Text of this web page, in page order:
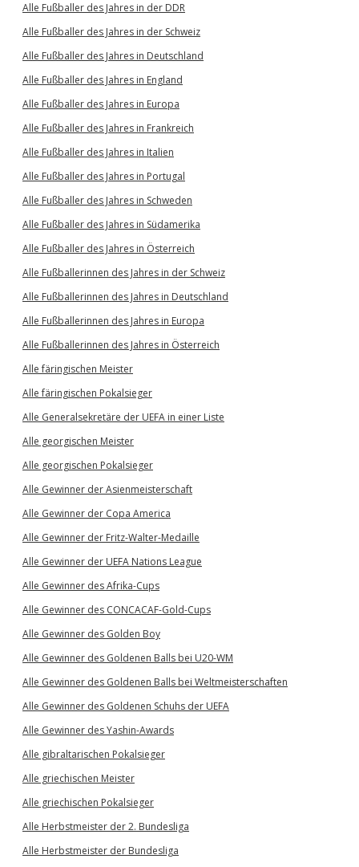
Alle Fußballer des Jahres in der DDR
Alle Fußballer des Jahres in der Schweiz
Alle Fußballer des Jahres in Deutschland
Alle Fußballer des Jahres in England
Alle Fußballer des Jahres in Europa
Alle Fußballer des Jahres in Frankreich
Alle Fußballer des Jahres in Italien
Alle Fußballer des Jahres in Portugal
Alle Fußballer des Jahres in Schweden
Alle Fußballer des Jahres in Südamerika
Alle Fußballer des Jahres in Österreich
Alle Fußballerinnen des Jahres in der Schweiz
Alle Fußballerinnen des Jahres in Deutschland
Alle Fußballerinnen des Jahres in Europa
Alle Fußballerinnen des Jahres in Österreich
Alle färingischen Meister
Alle färingischen Pokalsieger
Alle Generalsekretäre der UEFA in einer Liste
Alle georgischen Meister
Alle georgischen Pokalsieger
Alle Gewinner der Asienmeisterschaft
Alle Gewinner der Copa America
Alle Gewinner der Fritz-Walter-Medaille
Alle Gewinner der UEFA Nations League
Alle Gewinner des Afrika-Cups
Alle Gewinner des CONCACAF-Gold-Cups
Alle Gewinner des Golden Boy
Alle Gewinner des Goldenen Balls bei U20-WM
Alle Gewinner des Goldenen Balls bei Weltmeisterschaften
Alle Gewinner des Goldenen Schuhs der UEFA
Alle Gewinner des Yashin-Awards
Alle gibraltarischen Pokalsieger
Alle griechischen Meister
Alle griechischen Pokalsieger
Alle Herbstmeister der 2. Bundesliga
Alle Herbstmeister der Bundesliga